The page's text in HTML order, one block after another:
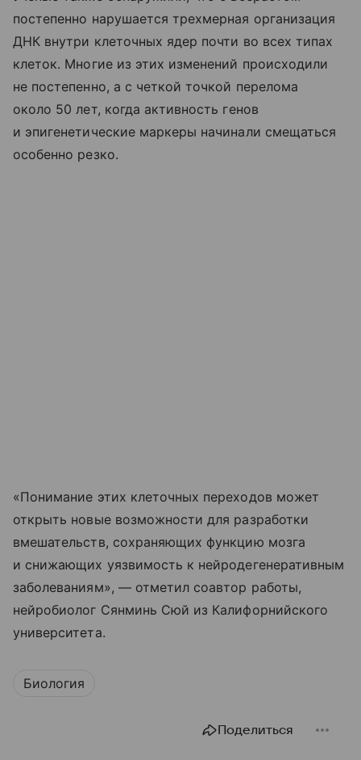
постепенно нарушается трехмерная организация
ДНК внутри клеточных ядер почти во всех типах
клеток. Многие из этих изменений происходили
не постепенно, а с четкой точкой перелома
около 50 лет, когда активность генов
и эпигенетические маркеры начинали смещаться
особенно резко.
«Понимание этих клеточных переходов может
открыть новые возможности для разработки
вмешательств, сохраняющих функцию мозга
и снижающих уязвимость к нейродегенеративным
заболеваниям», — отметил соавтор работы,
нейробиолог Сянминь Сюй из Калифорнийского
университета.
Биология
Поделиться